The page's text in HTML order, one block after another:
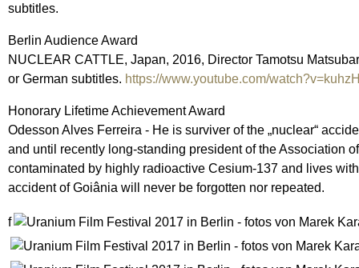
subtitles.
Berlin Audience Award
NUCLEAR CATTLE, Japan, 2016, Director Tamotsu
or German subtitles. https://www.youtube.com/
Honorary Lifetime Achievement Award
Odesson Alves Ferreira - He is surviver of the „nuclear“
and until recently long-standing president of the Association
contaminated by highly radioactive Cesium-137 and lives
accident of Goiânia will never be forgotten nor repeated.
f